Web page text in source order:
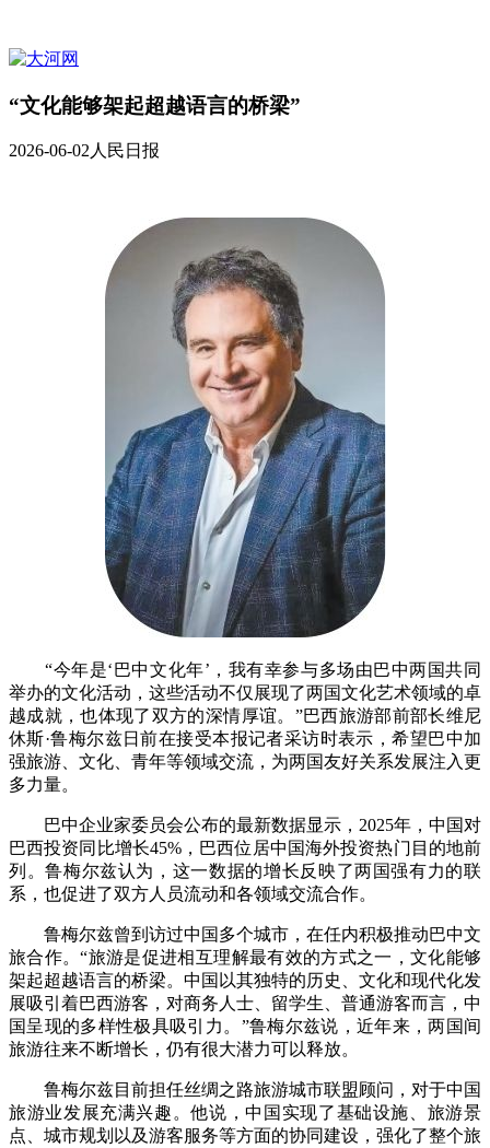
“文化能够架起超越语言的桥梁”
2026-06-02人民日报
“今年是‘巴中文化年’，我有幸参与多场由巴中两国共同
举办的文化活动，这些活动不仅展现了两国文化艺术领域的卓
越成就，也体现了双方的深情厚谊。”巴西旅游部前部长维尼
休斯·鲁梅尔兹日前在接受本报记者采访时表示，希望巴中加
强旅游、文化、青年等领域交流，为两国友好关系发展注入更
多力量。
巴中企业家委员会公布的最新数据显示，2025年，中国对
巴西投资同比增长45%，巴西位居中国海外投资热门目的地前
列。鲁梅尔兹认为，这一数据的增长反映了两国强有力的联
系，也促进了双方人员流动和各领域交流合作。
鲁梅尔兹曾到访过中国多个城市，在任内积极推动巴中文
旅合作。“旅游是促进相互理解最有效的方式之一，文化能够
架起超越语言的桥梁。中国以其独特的历史、文化和现代化发
展吸引着巴西游客，对商务人士、留学生、普通游客而言，中
国呈现的多样性极具吸引力。”鲁梅尔兹说，近年来，两国间
旅游往来不断增长，仍有很大潜力可以释放。
鲁梅尔兹目前担任丝绸之路旅游城市联盟顾问，对于中国
旅游业发展充满兴趣。他说，中国实现了基础设施、旅游景
点、城市规划以及游客服务等方面的协同建设，强化了整个旅